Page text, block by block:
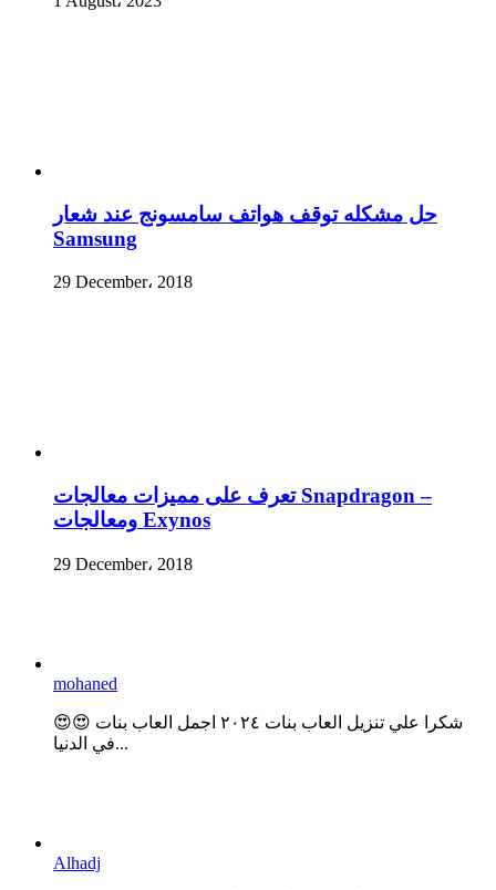
حل مشكله توقف هواتف سامسونج عند شعار
Samsung
29 December، 2018
تعرف على مميزات معالجات Snapdragon –
ومعالجات Exynos
29 December، 2018
mohaned
😍😍 شكرا علي تنزيل العاب بنات ٢٠٢٤ اجمل العاب بنات
في الدنيا...
Alhadj